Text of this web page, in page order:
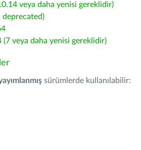
veya daha yenisi gereklidir)
veya daha yenisi gereklidir)
sürümlerde kullanılabilir: